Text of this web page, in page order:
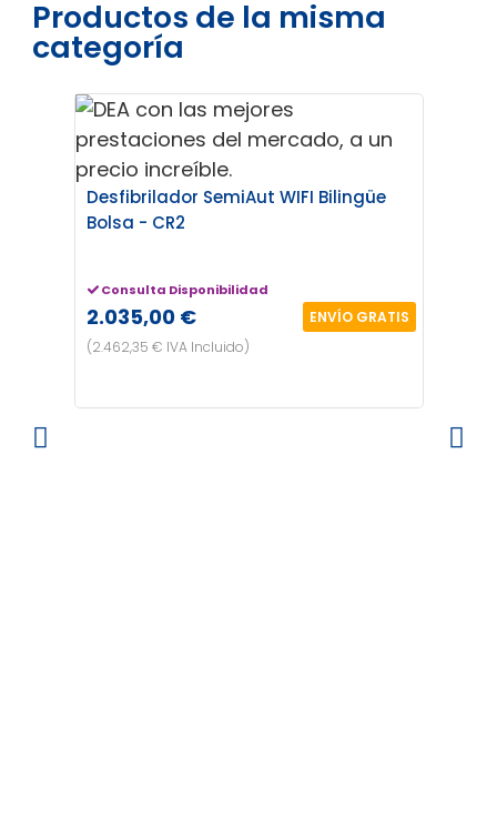
Productos de la misma
categoría
Desfibrilador SemiAut WIFI Bilingüe
Bolsa - CR2
Consulta Disponibilidad
2.035,00 €
ENVÍO GRATIS
(2.462,35 € IVA Incluido)